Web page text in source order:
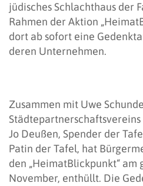
jüdisches Schlachthaus der
Rahmen der Aktion
dort ab sofort eine
deren Unternehmen.
Zusammen mit Uwe
Jo Deußen, Spender der
Patin der Tafel, hat
den „HeimatBlickpunkt“ am
November, enthüllt. Die